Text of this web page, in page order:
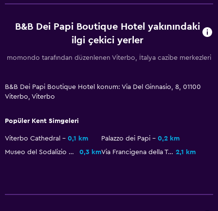
Hizmetler ve kolaylıklar
Toplantı/Resmi Yemek
Oda servisi
B&B Dei Papi Boutique Hotel yakınındaki
ilgi çekici yerler
momondo tarafından düzenlenen Viterbo, İtalya cazibe merkezleri
B&B Dei Papi Boutique Hotel konum: Via Del Ginnasio, 8, 01100
Viterbo, Viterbo
Popüler Kent Simgeleri
Viterbo Cathedral 0,1 km Palazzo dei Papi
0,2 km
Museo del Sodalizio Facchini di Santa Rosa
0,3 km Via Francigena della Tuscia 2,1 km